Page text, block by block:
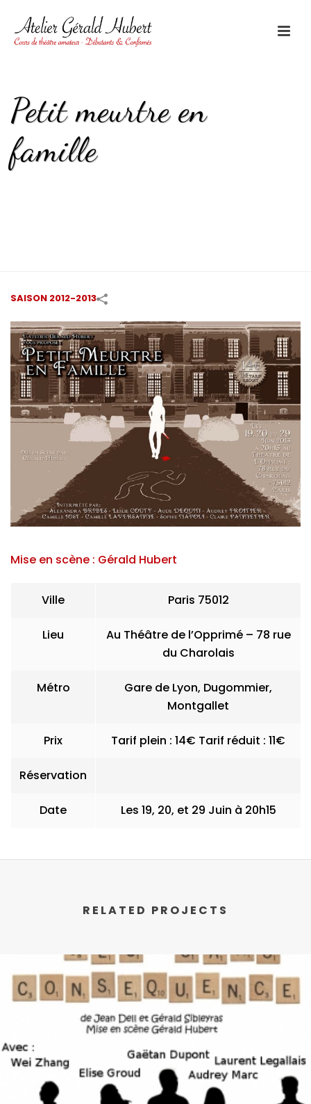
Petit meurtre en
famille
SAISON 2012-2013
Mise en scène : Gérald Hubert
Ville Paris 75012
Lieu
Au Théâtre de l’Opprimé – 78 rue
du Charolais
Métro
Gare de Lyon, Dugommier,
Montgallet
Prix Tarif plein : 14€ Tarif réduit : 11€
Réservation
Date Les 19, 20, et 29 Juin à 20h15
RELATED PROJECTS